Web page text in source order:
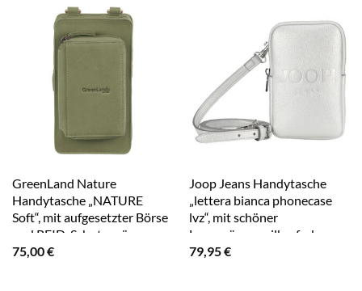
GreenLand Nature
Handytasche „NATURE
Soft“, mit aufgesetzter Börse
und RFID-Schutz grün
75,00€
Joop Jeans Handytasche
„lettera bianca phonecase
lvz“, mit schöner
Logoprägung silberfarben
79,95€